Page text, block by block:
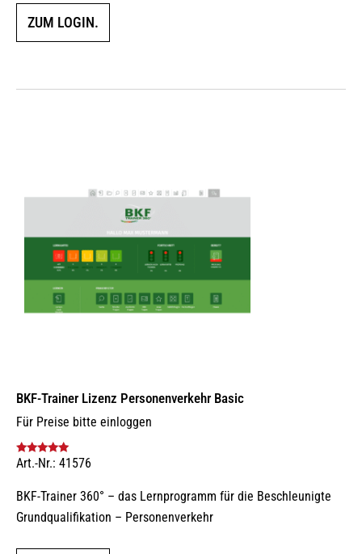
ZUM LOGIN.
BKF-Trainer Lizenz Personenverkehr Basic
Für Preise bitte einloggen
Bewertet mit
Art.-Nr.: 41576
BKF-Trainer 360° – das Lernprogramm für die Beschleunigte
Grundqualifikation – Personenverkehr